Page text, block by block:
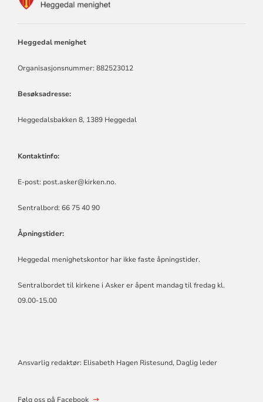
Heggedal menighet
Organisasjonsnummer: 882523012
Besøksadresse:
Heggedalsbakken 8, 1389 Heggedal
Kontaktinfo:
E-post: post.asker@kirken.no.
Sentralbord: 66 75 40 90
Åpningstider:
Heggedal menighetskontor har ikke faste åpningstider.
Sentralbordet til kirkene i Asker er åpent mandag til fredag kl.
09.00-15.00
Ansvarlig redaktør: Elisabeth Hagen Ristesund, Daglig leder
Følg oss på Facebook